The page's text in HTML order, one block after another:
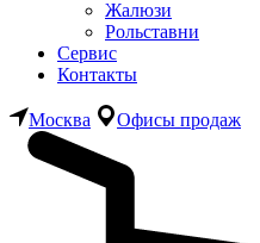
Жалюзи
Рольставни
Сервис
Контакты
Москва Офисы продаж